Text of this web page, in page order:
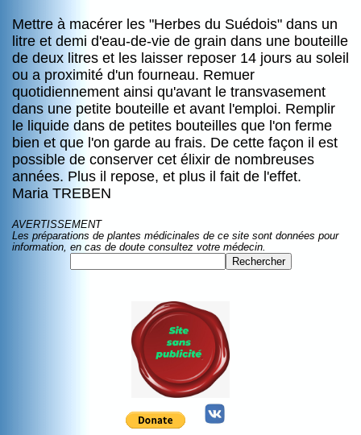
Mettre à macérer les "Herbes du Suédois" dans un
litre et demi d'eau-de-vie de grain dans une bouteille
de deux litres et les laisser reposer 14 jours au soleil
ou a proximité d'un fourneau. Remuer
quotidiennement ainsi qu'avant le transvasement
dans une petite bouteille et avant l'emploi. Remplir
le liquide dans de petites bouteilles que l'on ferme
bien et que l'on garde au frais. De cette façon il est
possible de conserver cet élixir de nombreuses
années. Plus il repose, et plus il fait de l'effet.
Maria TREBEN
AVERTISSEMENT
Les préparations de plantes médicinales de ce site sont données pour
information, en cas de doute consultez votre médecin.